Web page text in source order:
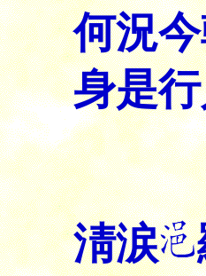
何況
身是
淸涙